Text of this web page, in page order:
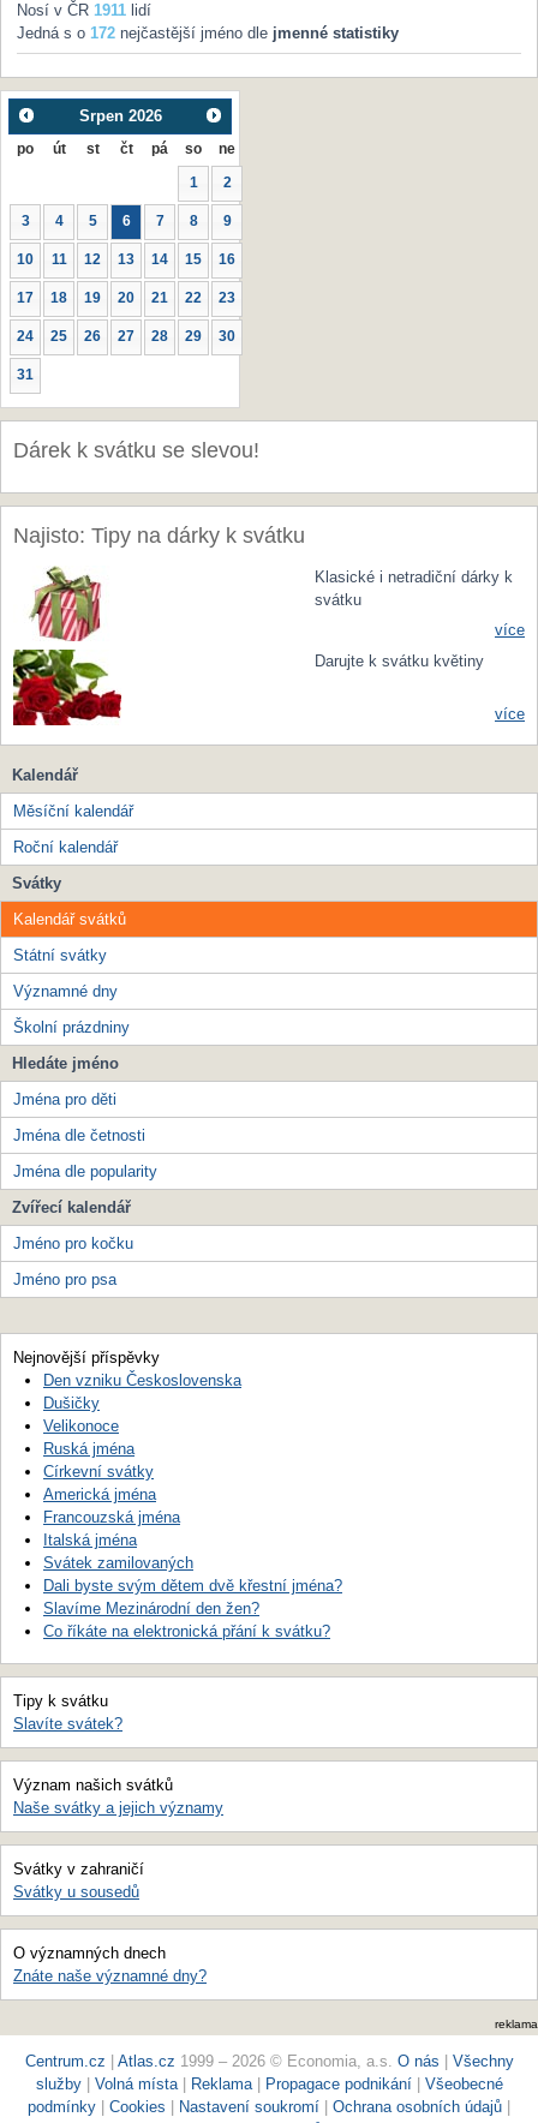
Nosí v ČR 1911lidí
Jedná s o 172nejčastější jméno dle jmenné statistiky
Srpen 2026
po út st čt pá so ne
1 2
3 4 5 6 7 8 9
10 11 12 13 14 15 16
17 18 19 20 21 22 23
24 25 26 27 28 29 30
31
Dárek k svátku se slevou!
Najisto: Tipy na dárky k svátku
Klasické i netradiční dárky k
svátku
více
Darujte k svátku květiny
více
Kalendář
Měsíční kalendář
Roční kalendář
Svátky
Kalendář svátků
Státní svátky
Významné dny
Školní prázdniny
Hledáte jméno
Jména pro děti
Jména dle četnosti
Jména dle popularity
Zvířecí kalendář
Jméno pro kočku
Jméno pro psa
Nejnovější příspěvky
Den vzniku Československa
Dušičky
Velikonoce
Ruská jména
Církevní svátky
Americká jména
Francouzská jména
Italská jména
Svátek zamilovaných
Dali byste svým dětem dvě křestní jména?
Slavíme Mezinárodní den žen?
Co říkáte na elektronická přání k svátku?
Tipy k svátku
Slavíte svátek?
Význam našich svátků
Naše svátky a jejich významy
Svátky v zahraničí
Svátky u sousedů
O významných dnech
Znáte naše významné dny?
reklama
Centrum.cz Atlas.cz 1999 – 2026 © Economia, a.s. O nás
Všechny
služby
Volná místa| Reklama Propagace podnikání| Všeobecné
podmínky
Cookies Nastavení soukromí Ochrana osobních údajů